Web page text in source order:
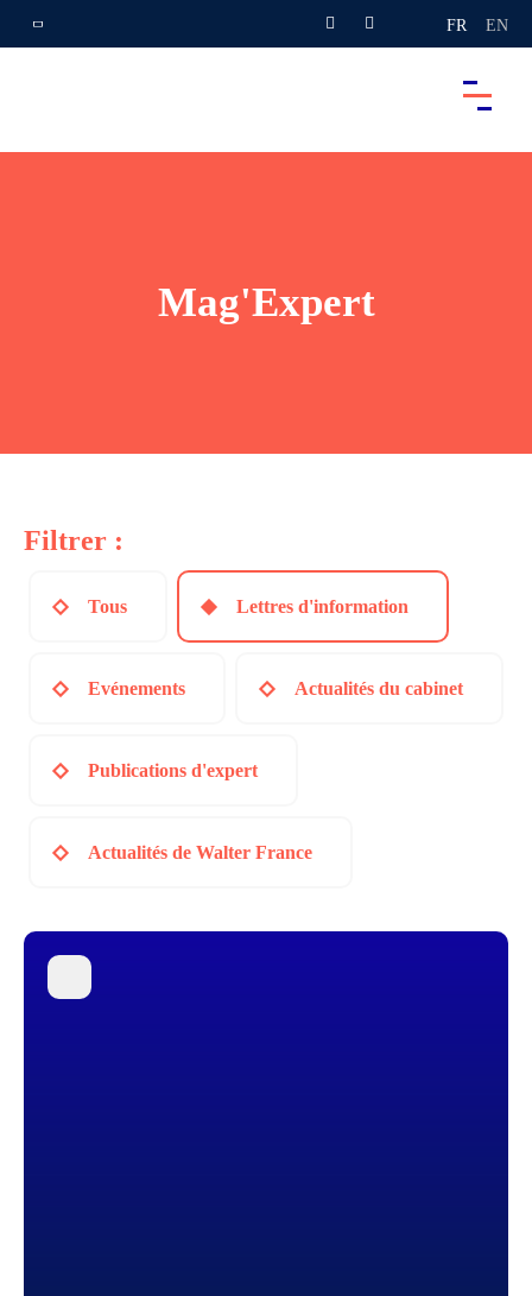
FR EN
Mag'Expert
Filtrer :
Tous Lettres d'information
Evénements Actualités du cabinet
Publications d'expert
Actualités de Walter France